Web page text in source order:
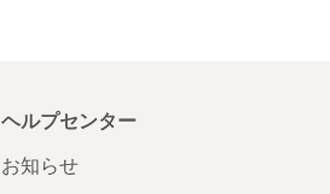
ヘルプセンター
お知らせ